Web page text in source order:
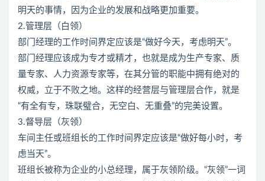
明天的事情，因为企业的发展和战略更加重要。
2.管理层（白领）
部门经理的工作时间界定应该是“做好今天，考虑明天”。
部门经理应该成为专才或精才，也就是成为生产专家、质
量专家、人力资源专家等，在其分管的职能中拥有绝对的
权威，立于不败之地。这样的经营层与管理层合作，就是
“有全有专，珠联璧合，无空白、无重叠”的完美设置。
3.督导层（灰领）
车间主任或班组长的工作时间界定应该是“做好每小时，考
虑当天”。
班组长被称为企业的小总经理，属于灰领阶级。“灰领”一词